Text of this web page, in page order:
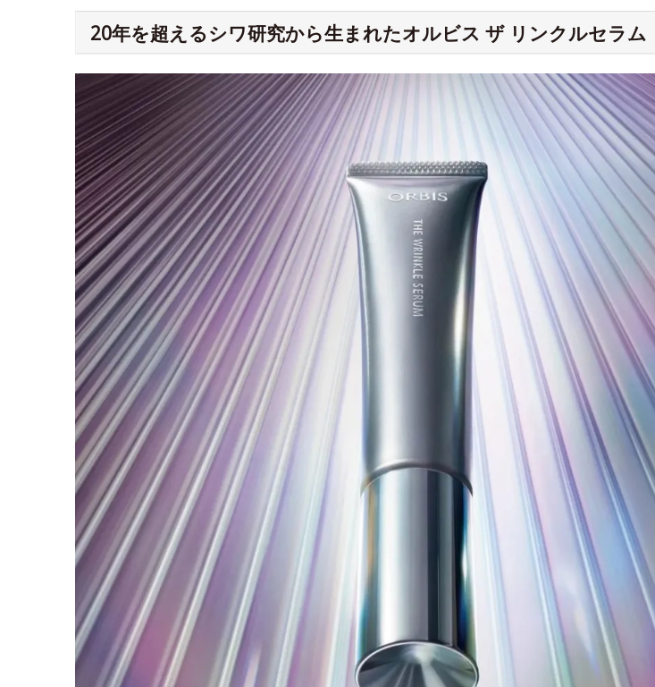
20年を超えるシワ研究から生まれたオルビス ザ リンクルセラム